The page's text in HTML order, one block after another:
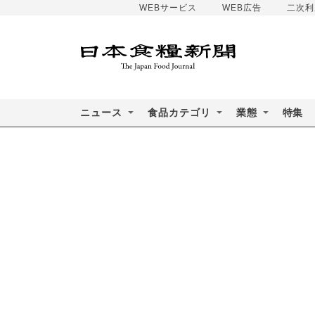
WEBサービス WEB広告 二次
ニュース 食品カテゴリ 業態 特集